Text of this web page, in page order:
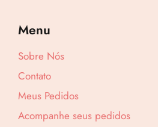
R$160,05
Menu
Sobre Nós
Contato
Meus Pedidos
Acompanhe seus pedidos